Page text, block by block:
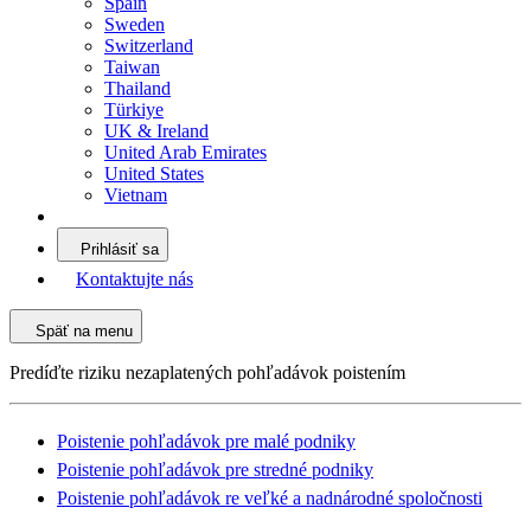
Sweden
Switzerland
Taiwan
Thailand
Türkiye
UK & Ireland
United Arab Emirates
United States
Vietnam
Prihlásiť sa
Kontaktujte nás
Späť na menu
Predíďte riziku nezaplatených pohľadávok poistením
Poistenie pohľadávok pre malé podniky
Poistenie pohľadávok pre stredné podniky
Poistenie pohľadávok re veľké a nadnárodné spoločnosti